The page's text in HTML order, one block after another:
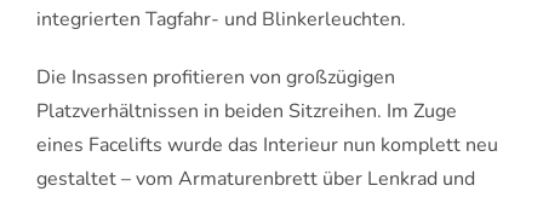
integrierten Tagfahr- und Blinkerleuchten.
Die Insassen profitieren von großzügigen
Platzverhältnissen in beiden Sitzreihen. Im Zuge
eines Facelifts wurde das Interieur nun komplett neu
gestaltet – vom Armaturenbrett über Lenkrad und